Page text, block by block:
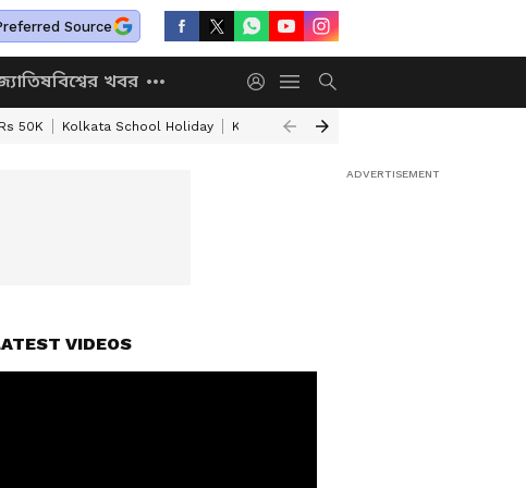
Source
বিশ্বের খবর
50K Kolkata School Holiday Kolkata Weather Update
VIDEOS